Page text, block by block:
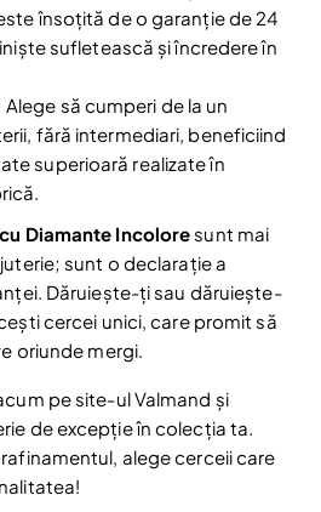
doar pentru abonați
Abonare
cu Politica de confidentialitate
însoțită de o garanție de 24
sufletească și încredere în
Alege să cumperi de la un
fără intermediari, beneficiind
superioară realizate în
Diamante Incolore sunt mai
sunt o declarație a
Dăruiește-ți sau dăruiește-
cercei unici, care promit să
oriunde mergi.
pe site-ul Valmand și
de excepție în colecția ta.
alege cerceii care